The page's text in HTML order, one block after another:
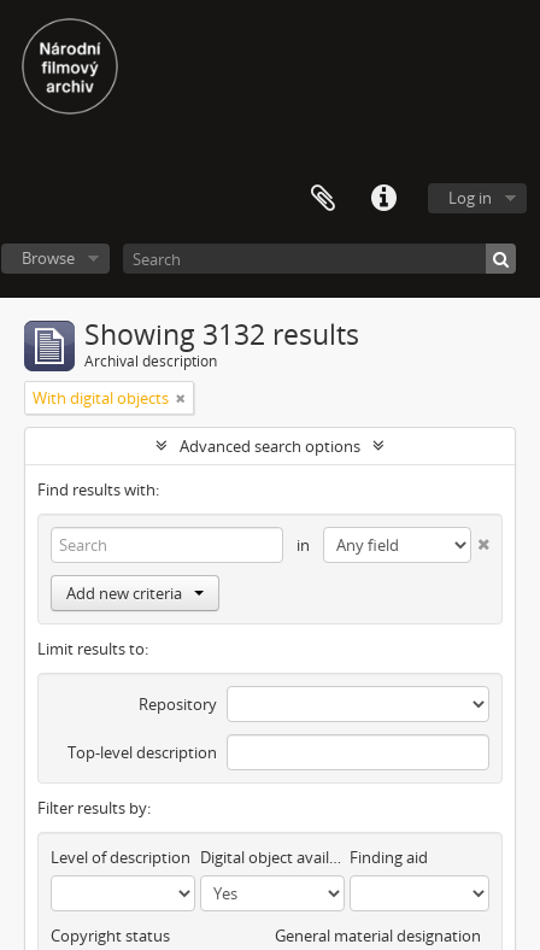
Log in
Browse
Showing 3132 results
Archival description
With digital objects
Advanced search options
Find results with:
in
Add new criteria
Limit results to:
Repository
Top-level description
Filter results by:
Level of description Digital object available Finding aid
Copyright status General material designation